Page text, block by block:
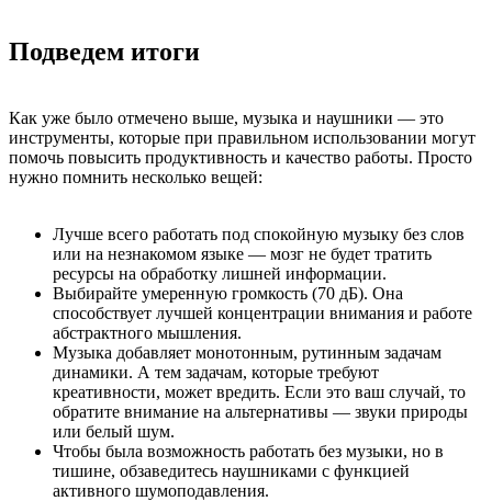
Подведем итоги
Как уже было отмечено выше, музыка и наушники — это
инструменты, которые при правильном использовании могут
помочь повысить продуктивность и качество работы. Просто
нужно помнить несколько вещей:
Лучше всего работать под спокойную музыку без слов
или на незнакомом языке — мозг не будет тратить
ресурсы на обработку лишней информации.
Выбирайте умеренную громкость (70 дБ). Она
способствует лучшей концентрации внимания и работе
абстрактного мышления.
Музыка добавляет монотонным, рутинным задачам
динамики. А тем задачам, которые требуют
креативности, может вредить. Если это ваш случай, то
обратите внимание на альтернативы — звуки природы
или белый шум.
Чтобы была возможность работать без музыки, но в
тишине, обзаведитесь наушниками с функцией
активного шумоподавления.